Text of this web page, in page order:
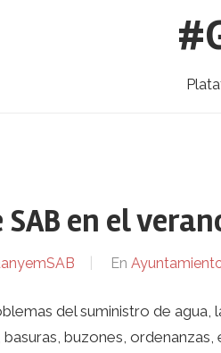
en el
En
del suministro de agua,
buzones,